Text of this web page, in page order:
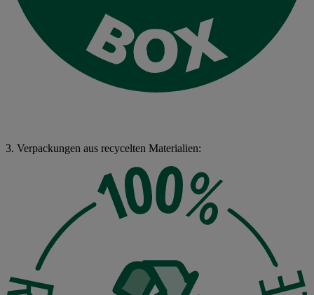
3. Verpackungen aus recycelten Materialien: